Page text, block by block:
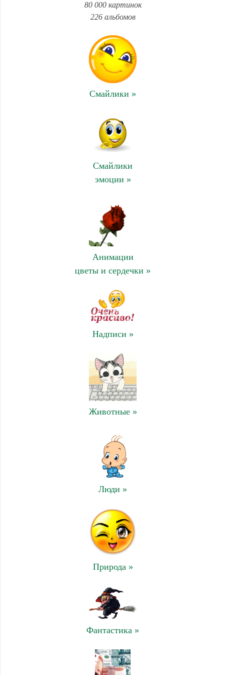
80 000 картинок
226 альбомов
Смайлики »
Смайлики
эмоции »
Анимации
цветы и сердечки »
Надписи »
Животные »
Люди »
Природа »
Фантастика »